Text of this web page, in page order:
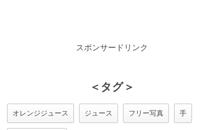
スポンサードリンク
＜タグ＞
オレンジジュース ジュース フリー写真 手